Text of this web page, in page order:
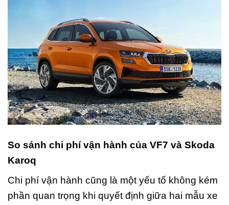
So sánh chi phí vận hành của VF7 và Skoda
Karoq
Chi phí vận hành cũng là một yếu tố không kém
phần quan trọng khi quyết định giữa hai mẫu xe